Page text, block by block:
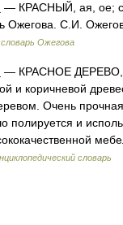
— КРАСНЫЙ, ая, ое;
Ожегова. С.И.
Ожегова
— КРАСНОЕ ДЕРЕВО,
и коричневой
Очень
полируется и
словарь